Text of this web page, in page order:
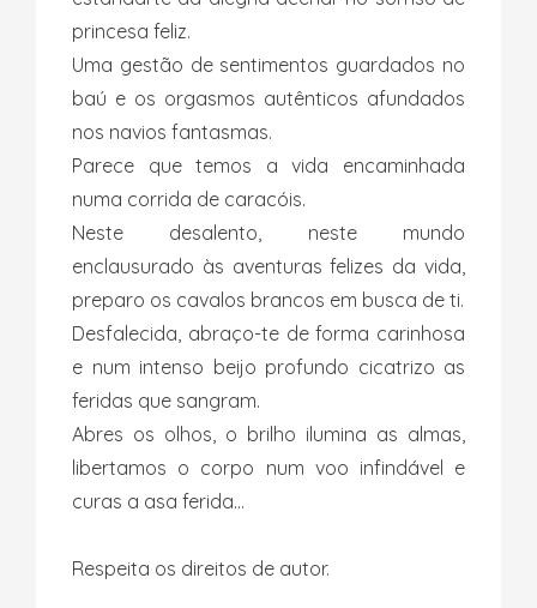
princesa feliz.
Uma gestão de sentimentos guardados no
baú e os orgasmos autênticos afundados
nos navios fantasmas.
Parece que temos a vida encaminhada
numa corrida de caracóis.
Neste desalento, neste mundo
enclausurado às aventuras felizes da vida,
preparo os cavalos brancos em busca de ti.
Desfalecida, abraço-te de forma carinhosa
e num intenso beijo profundo cicatrizo as
feridas que sangram.
Abres os olhos, o brilho ilumina as almas,
libertamos o corpo num voo infindável e
curas a asa ferida…
Respeita os direitos de autor.